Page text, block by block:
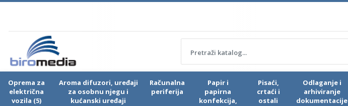
Oprema za
električna
vozila (5)
Aroma difuzori, uređaji
za osobnu njegu i
kućanski uređaji
Računalna
periferija
Papir i
papirna
konfekcija,
Pisaći,
crtaći i
ostali
Odlaganje i
arhiviranje
dokumentacije